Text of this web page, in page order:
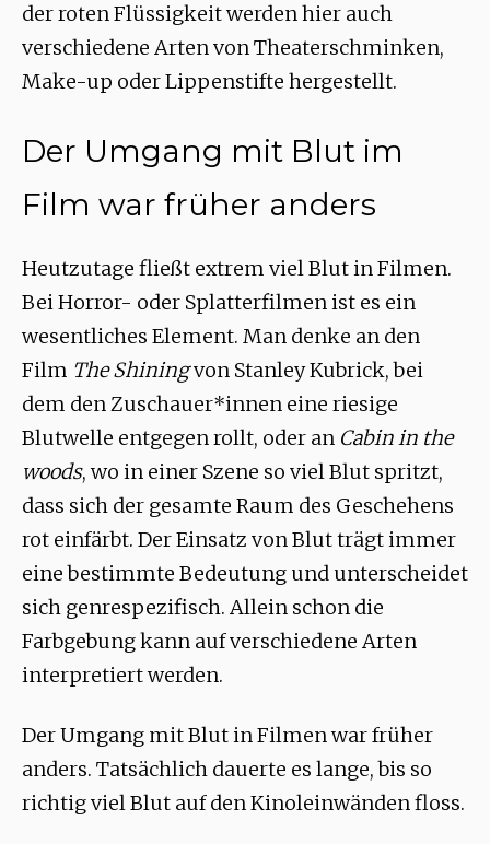
der roten Flüssigkeit werden hier auch
verschiedene Arten von Theaterschminken,
Make-up oder Lippenstifte hergestellt.
Der Umgang mit Blut im
Film war früher anders
Heutzutage fließt extrem viel Blut in Filmen.
Bei Horror- oder Splatterfilmen ist es ein
wesentliches Element. Man denke an den
Film The Shiningvon Stanley Kubrick, bei
dem den Zuschauer*innen eine riesige
Blutwelle entgegen rollt, oder an Cabin in the
woods, wo in einer Szene so viel Blut spritzt,
dass sich der gesamte Raum des Geschehens
rot einfärbt. Der Einsatz von Blut trägt immer
eine bestimmte Bedeutung und unterscheidet
sich genrespezifisch. Allein schon die
Farbgebung kann auf verschiedene Arten
interpretiert werden.
Der Umgang mit Blut in Filmen war früher
anders. Tatsächlich dauerte es lange, bis so
richtig viel Blut auf den Kinoleinwänden floss.